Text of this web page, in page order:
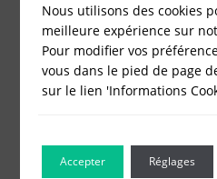
Nous utilisons des cookies
meilleure expérience sur
Pour modifier vos
vous dans le pied de page
sur le lien 'Informations
Accepter Réglages